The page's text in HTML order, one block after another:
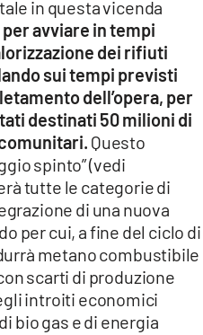
in questa vicenda
avviare in tempi
dei rifiuti
sui tempi previsti
dell’opera, per
destinati 50 milioni di
Questo
spinto” (vedi
tutte le categorie di
di una nuova
per cui, a fine del ciclo di
metano combustibile
scarti di produzione
introiti economici
bio gas e di energia